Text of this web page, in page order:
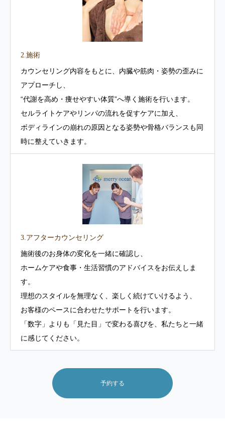
2.施術
カウンセリング内容をもとに、内臓や筋肉・姿勢の歪みに
アプローチし、
“代謝を高め・痩せやすい体質”へ導く施術を行います。
セルライトケアやリンパの流れを促すケアに加え、
ボディラインの崩れの原因となる姿勢や骨格バランスも同
時に整えていきます。
3.アフターカウンセリング
施術後のお身体の変化を一緒に確認し、
ホームケアや食事・生活習慣のアドバイスをお伝えしま
す。
理想のスタイルを無理なく、楽しく続けていけるよう、
お客様のペースに合わせたサポートを行います。
「数字」よりも「見た目」で変わる喜びを、私たちと一緒
に感じてください。
予約する